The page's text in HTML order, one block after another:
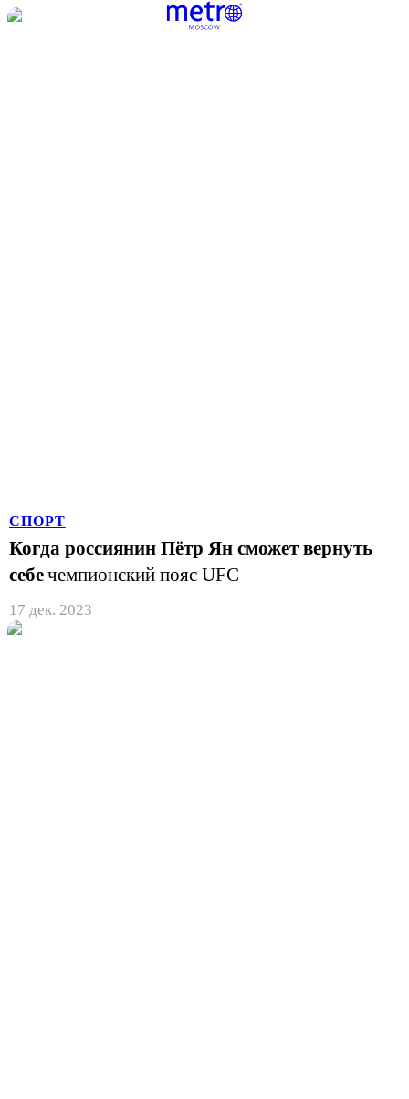
СПОРТ
Когда россиянин Пётр Ян сможет вернуть
себечемпионский пояс UFC
17 дек. 2023